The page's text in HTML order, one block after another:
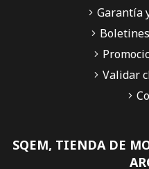
SQEM, TIENDA DE
Garantía
Validar